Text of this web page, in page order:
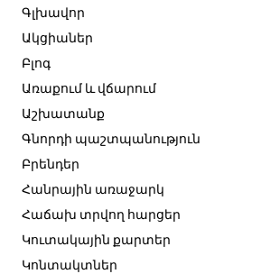
Գլխավոր
Ակցիաներ
Բլոգ
Առաքում և վճարում
Աշխատանք
Գնորդի պաշտպանություն
Բրենդեր
Հանրային առաջարկ
Հաճախ տրվող հարցեր
Կուտակային քարտեր
Կոնտակտներ